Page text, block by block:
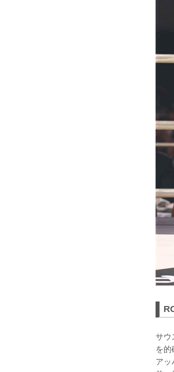
サウ
を
アッ